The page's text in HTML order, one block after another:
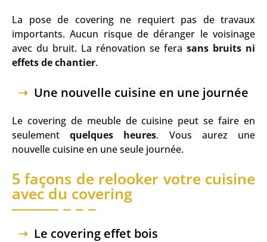
La pose de covering ne requiert pas de travaux
importants. Aucun risque de déranger le voisinage
avec du bruit. La rénovation se fera sans bruits ni
effets de chantier.
Une nouvelle cuisine en une journée
Le covering de meuble de cuisine peut se faire en
seulementquelques heures. Vous aurez une
nouvelle cuisine en une seule journée.
5 façons de relooker votre cuisine
avec du covering
Le covering effet bois